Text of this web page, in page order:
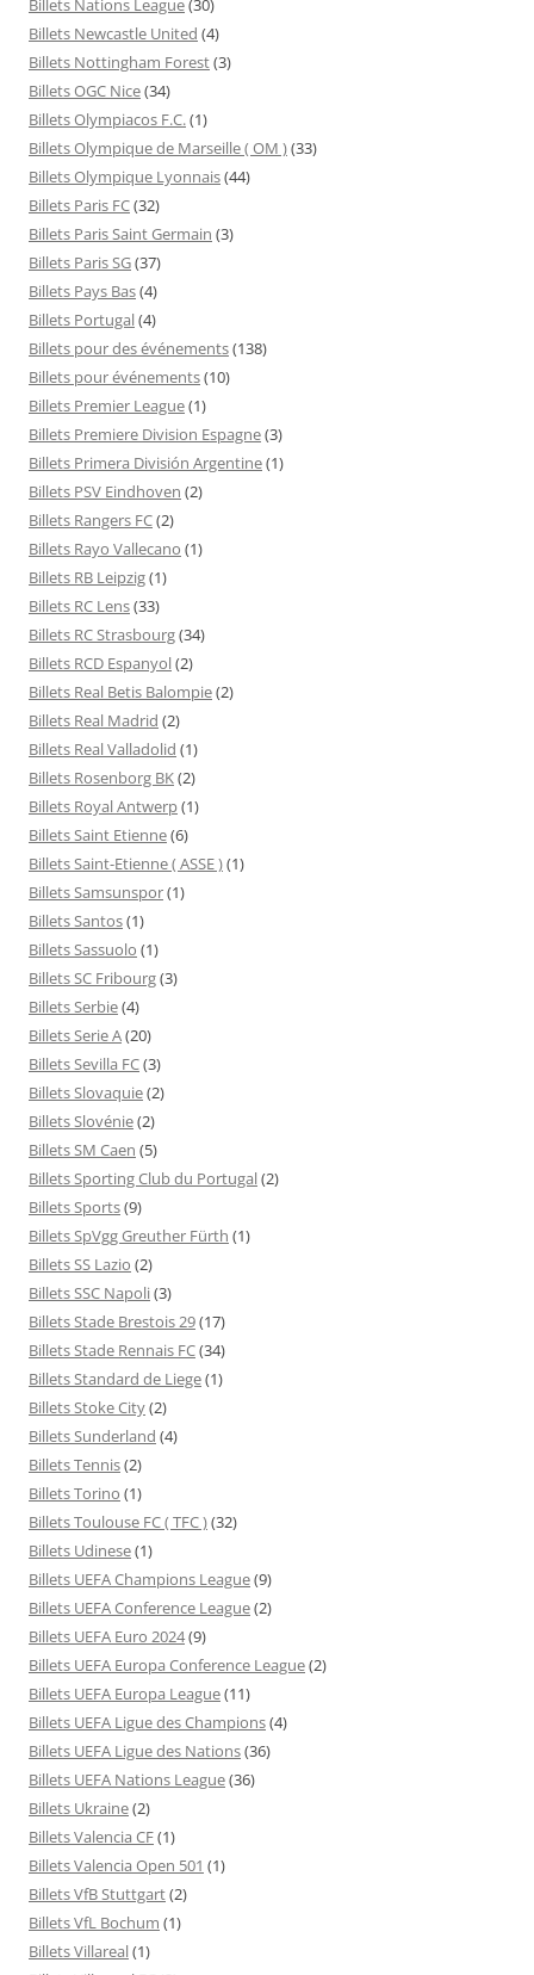
Billets Nations League(30)
Billets Newcastle United (4)
Billets Nottingham Forest(3)
Billets OGC Nice(34)
Billets Olympiacos F.C.(1)
Billets Olympique de Marseille ( OM )(33)
Billets Olympique Lyonnais(44)
Billets Paris FC(32)
Billets Paris Saint Germain (3)
Billets Paris SG(37)
Billets Pays Bas(4)
Billets Portugal(4)
Billets pour des événements(138)
Billets pour événements(10)
Billets Premier League(1)
Billets Premiere Division Espagne(3)
Billets Primera División Argentine(1)
Billets PSV Eindhoven (2)
Billets Rangers FC(2)
Billets Rayo Vallecano (1)
Billets RB Leipzig(1)
Billets RC Lens(33)
Billets RC Strasbourg(34)
Billets RCD Espanyol(2)
Billets Real Betis Balompie(2)
Billets Real Madrid (2)
Billets Real Valladolid (1)
Billets Rosenborg BK(2)
Billets Royal Antwerp(1)
Billets Saint Etienne(6)
Billets Saint-Etienne ( ASSE )(1)
Billets Samsunspor(1)
Billets Santos(1)
Billets Sassuolo (1)
Billets SC Fribourg(3)
Billets Serbie(4)
Billets Serie A(20)
Billets Sevilla FC(3)
Billets Slovaquie(2)
Billets Slovénie(2)
Billets SM Caen (5)
Billets Sporting Club du Portugal(2)
Billets Sports(9)
Billets SpVgg Greuther Fürth (1)
Billets SS Lazio (2)
Billets SSC Napoli(3)
Billets Stade Brestois 29(17)
Billets Stade Rennais FC(34)
Billets Standard de Liege(1)
Billets Stoke City(2)
Billets Sunderland (4)
Billets Tennis(2)
Billets Torino (1)
Billets Toulouse FC ( TFC )(32)
Billets Udinese(1)
Billets UEFA Champions League(9)
Billets UEFA Conference League(2)
Billets UEFA Euro 2024(9)
Billets UEFA Europa Conference League(2)
Billets UEFA Europa League(11)
Billets UEFA Ligue des Champions(4)
Billets UEFA Ligue des Nations(36)
Billets UEFA Nations League(36)
Billets Ukraine(2)
Billets Valencia CF(1)
Billets Valencia Open 501 (1)
Billets VfB Stuttgart(2)
Billets VfL Bochum (1)
Billets Villareal(1)